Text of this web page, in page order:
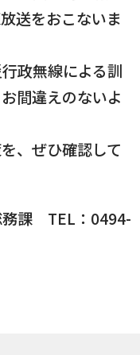
籍の届出
イナンバー
て・教育・生
業者の方向け
送をおこないま
政無線による訓
間違えのないよ
、ぜひ確認して
課 TEL：0494-